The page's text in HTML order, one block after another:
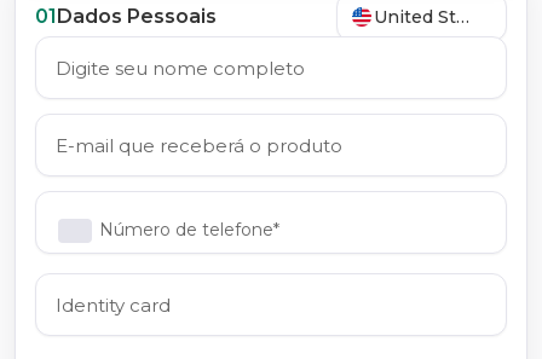
01Dados Pessoais United States
Número de telefone*